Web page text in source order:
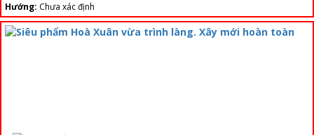
Hướng: Chưa xác định